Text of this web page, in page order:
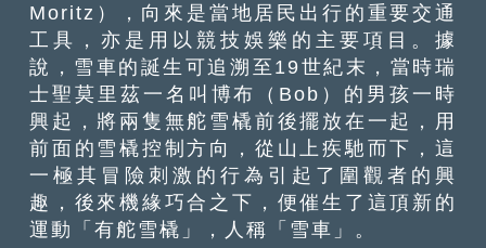
Moritz），向來是當地居民出行的重要交通
工具，亦是用以競技娛樂的主要項目。據
說，雪車的誕生可追溯至19世紀末，當時瑞
士聖莫里茲一名叫博布（Bob）的男孩一時
興起，將兩隻無舵雪橇前後擺放在一起，用
前面的雪橇控制方向，從山上疾馳而下，這
一極其冒險刺激的行為引起了圍觀者的興
趣，後來機緣巧合之下，便催生了這頂新的
運動「有舵雪橇」，人稱「雪車」。